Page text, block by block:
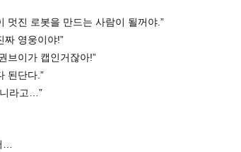
멋진 로봇을 만드는 사람이 될꺼야.”
영웅이야!”
브이가 캡인거잖아!”
된단다.”
라고…”